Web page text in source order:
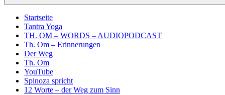
Startseite
Tantra Yoga
TH. OM – WORDS – AUDIOPODCAST
Th. Om – Erinnerungen
Der Weg
Th. Om
YouTube
Spinoza spricht
12 Worte – der Weg zum Sinn